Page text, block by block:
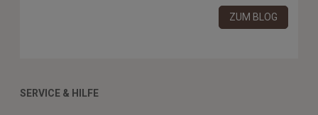
ZUM BLOG
SERVICE & HILFE